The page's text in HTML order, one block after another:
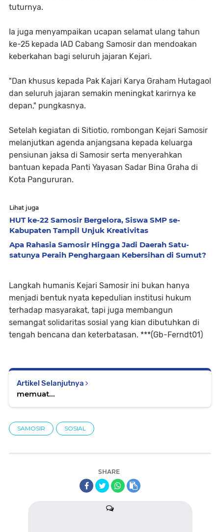
tuturnya.
Ia juga menyampaikan ucapan selamat ulang tahun
ke-25 kepada IAD Cabang Samosir dan mendoakan
keberkahan bagi seluruh jajaran Kejari.
"Dan khusus kepada Pak Kajari Karya Graham Hutagaol
dan seluruh jajaran semakin meningkat karirnya ke
depan," pungkasnya.
Setelah kegiatan di Sitiotio, rombongan Kejari Samosir
melanjutkan agenda anjangsana kepada keluarga
pensiunan jaksa di Samosir serta menyerahkan
bantuan kepada Panti Yayasan Sadar Bina Graha di
Kota Pangururan.
Lihat juga
HUT ke-22 Samosir Bergelora, Siswa SMP se-
Kabupaten Tampil Unjuk Kreativitas
Apa Rahasia Samosir Hingga Jadi Daerah Satu-
satunya Peraih Penghargaan Kebersihan di Sumut?
Langkah humanis Kejari Samosir ini bukan hanya
menjadi bentuk nyata kepedulian institusi hukum
terhadap masyarakat, tapi juga membangun
semangat solidaritas sosial yang kian dibutuhkan di
tengah bencana dan keterbatasan. ***(Gb-Ferndt01)
Artikel Selanjutnya
memuat...
SAMOSIR SOSIAL
SHARE